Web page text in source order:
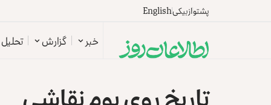
پشتوازبیکیEnglish
خبر گزارش تحلیل